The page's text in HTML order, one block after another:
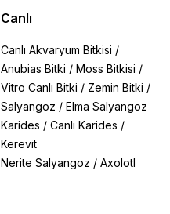
Canlı
Canlı Akvaryum Bitkisi /
Anubias Bitki / Moss Bitkisi /
Vitro Canlı Bitki / Zemin Bitki /
Salyangoz / Elma Salyangoz
Karides / Canlı Karides /
Kerevit
Nerite Salyangoz / Axolotl